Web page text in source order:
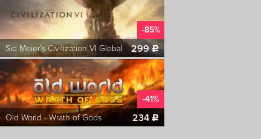
-85%
Sid Meier’s Civilization VI Global
299 c
-41%
Old World - Wrath of Gods
234 c